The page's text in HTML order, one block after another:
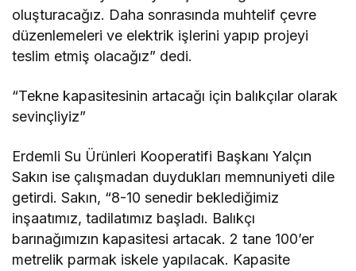
oluşturacağız. Daha sonrasında muhtelif çevre
düzenlemeleri ve elektrik işlerini yapıp projeyi
teslim etmiş olacağız” dedi.
“Tekne kapasitesinin artacağı için balıkçılar olarak
sevinçliyiz”
Erdemli Su Ürünleri Kooperatifi Başkanı Yalçın
Sakın ise çalışmadan duydukları memnuniyeti dile
getirdi. Sakın, “8-10 senedir beklediğimiz
inşaatımız, tadilatımız başladı. Balıkçı
barınağımızın kapasitesi artacak. 2 tane 100’er
metrelik parmak iskele yapılacak. Kapasite